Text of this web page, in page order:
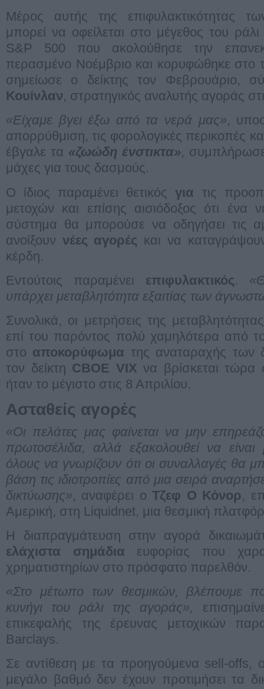
Μέρος αυτής της επιφυλακτικότητας
μπορεί να οφείλεται στο μέγεθος του
S&P 500 που ακολούθησε την
περασμένο Νοέμβριο και κορυφώθηκε στο
σημείωσε ο δείκτης τον Φεβρουάριο,
Κουίνλαν, στρατηγικός αναλυτής αγοράς
«Είχαμε βγει έξω από τα νερά μας»,
απορρύθμιση, τις φορολογικές περικοπές
έβγαλε τα «ζωώδη ένστικτα»,
μάχες για τους δασμούς.
Ο ίδιος παραμένει θετικόςγια τις
μετοχών και επίσης αισιόδοξος ότι ένα
σύστημα θα μπορούσε να οδηγήσει τις
ανοίξουν νέες αγορές και να
κέρδη.
Εντούτοις παραμένει επιφυλακτικός.
υπάρχει μεταβλητότητα εξαιτίας των
Συνολικά, οι μετρήσεις της
επί του παρόντος πολύ χαμηλότερα από
στο αποκορύφωμα της αναταραχής των
τον δείκτη CBOE VIX να βρίσκεται
ήταν το μέγιστο στις 8 Απριλίου.
Ασταθείς αγορές
«Οι πελάτες μας φαίνεται να μην
πρωτοσέλιδα, αλλά εξακολουθεί να
όλους να γνωρίζουν ότι οι συναλλαγές θα
βάση τις ιδιοτροπίες από μια σειρά
δικτύωσης», αναφέρει οΤζεφ Ο Κόνορ,
Αμερική, στη Liquidnet, μια θεσμική
Η διαπραγμάτευση στην αγορά
ελάχιστα σημάδια ευφορίας που
χρηματιστηρίων στο πρόσφατο παρελθόν.
«Στο μέτωπο των θεσμικών, βλέπουμε
κυνήγι του ράλι της αγοράς»,
επικεφαλής της έρευνας μετοχικών
Barclays.
Σε αντίθεση με τα προηγούμενα sell-offs,
μεγάλο βαθμό δεν έχουν προτιμήσει τα